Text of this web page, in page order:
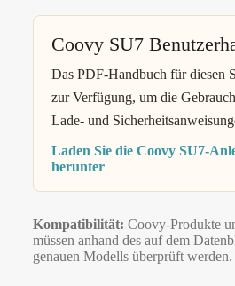
Coovy SU7
Das PDF-Handbuch für diesen
zur Verfügung, um die
Lade- und
Laden Sie die Coovy SU7-
herunter
Kompatibilität: Coovy-Produkte
müssen anhand des auf dem
genauen Modells überprüft werden.